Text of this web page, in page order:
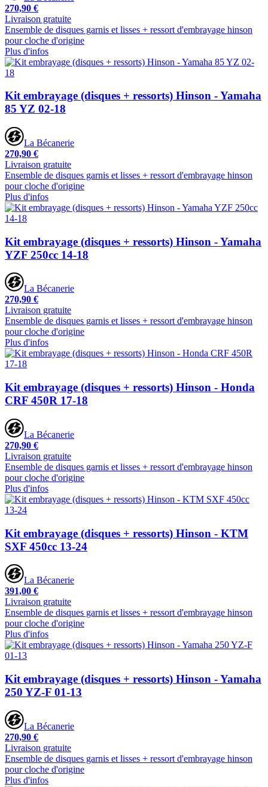
270,90 €
Livraison gratuite
Ensemble de disques garnis et lisses + ressort d'embrayage hinson
pour cloche d'origine
Plus d'infos
Kit embrayage (disques + ressorts) Hinson - Yamaha
85 YZ 02-18
La Bécanerie
270,90 €
Livraison gratuite
Ensemble de disques garnis et lisses + ressort d'embrayage hinson
pour cloche d'origine
Plus d'infos
Kit embrayage (disques + ressorts) Hinson - Yamaha
YZF 250cc 14-18
La Bécanerie
270,90 €
Livraison gratuite
Ensemble de disques garnis et lisses + ressort d'embrayage hinson
pour cloche d'origine
Plus d'infos
Kit embrayage (disques + ressorts) Hinson - Honda
CRF 450R 17-18
La Bécanerie
270,90 €
Livraison gratuite
Ensemble de disques garnis et lisses + ressort d'embrayage hinson
pour cloche d'origine
Plus d'infos
Kit embrayage (disques + ressorts) Hinson - KTM
SXF 450cc 13-24
La Bécanerie
391,00 €
Livraison gratuite
Ensemble de disques garnis et lisses + ressort d'embrayage hinson
pour cloche d'origine
Plus d'infos
Kit embrayage (disques + ressorts) Hinson - Yamaha
250 YZ-F 01-13
La Bécanerie
270,90 €
Livraison gratuite
Ensemble de disques garnis et lisses + ressort d'embrayage hinson
pour cloche d'origine
Plus d'infos